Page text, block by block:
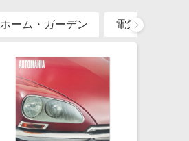
ホーム・ガーデン 電気製品